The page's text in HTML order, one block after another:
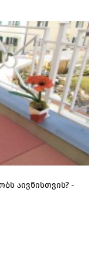
აივნისთვის? -